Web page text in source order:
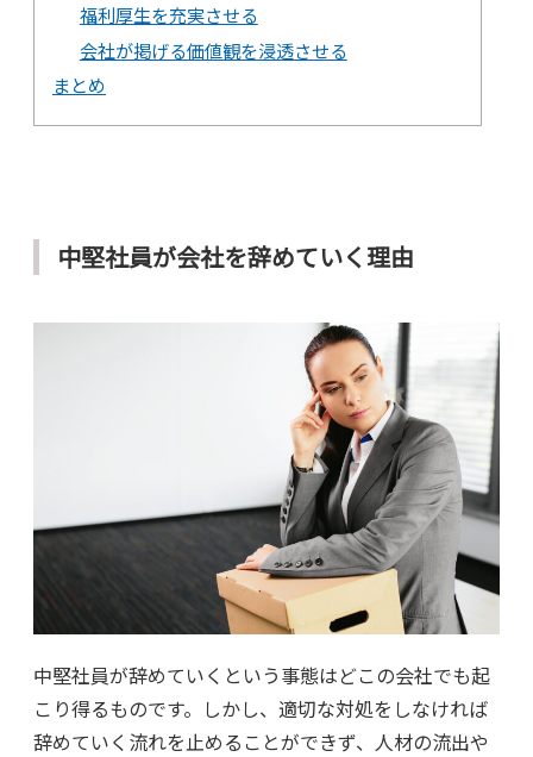
福利厚生を充実させる
会社が掲げる価値観を浸透させる
まとめ
中堅社員が会社を辞めていく理由
中堅社員が辞めていくという事態はどこの会社でも起
こり得るものです。しかし、適切な対処をしなければ
辞めていく流れを止めることができず、人材の流出や